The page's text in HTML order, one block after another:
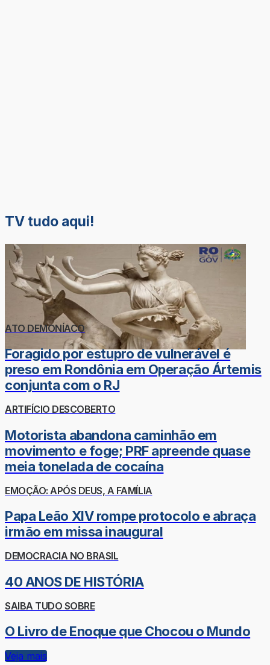
TV tudo aqui!
ATO DEMONÍACO
Foragido por estupro de vulnerável é
preso em Rondônia em Operação Ártemis
conjunta com o RJ
ARTIFÍCIO DESCOBERTO
Motorista abandona caminhão em
movimento e foge; PRF apreende quase
meia tonelada de cocaína
EMOÇÃO: APÓS DEUS, A FAMÍLIA
Papa Leão XIV rompe protocolo e abraça
irmão em missa inaugural
DEMOCRACIA NO BRASIL
40 ANOS DE HISTÓRIA
SAIBA TUDO SOBRE
O Livro de Enoque que Chocou o Mundo
Veja mais